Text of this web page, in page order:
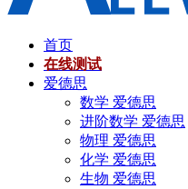
首页
在线测试
爱德思
数学 爱德思
进阶数学 爱德思
物理 爱德思
化学 爱德思
生物 爱德思